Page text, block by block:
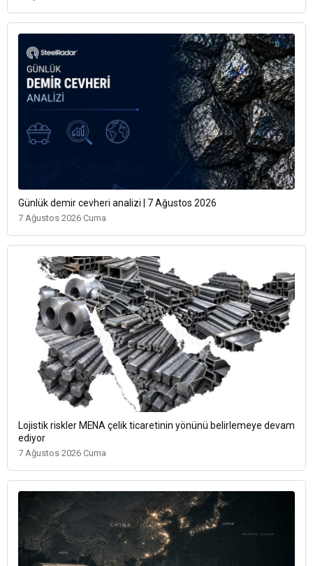
Günlük demir cevheri analizi | 7 Ağustos 2026
7 Ağustos 2026 Cuma
Lojistik riskler MENA çelik ticaretinin yönünü belirlemeye devam
ediyor
7 Ağustos 2026 Cuma